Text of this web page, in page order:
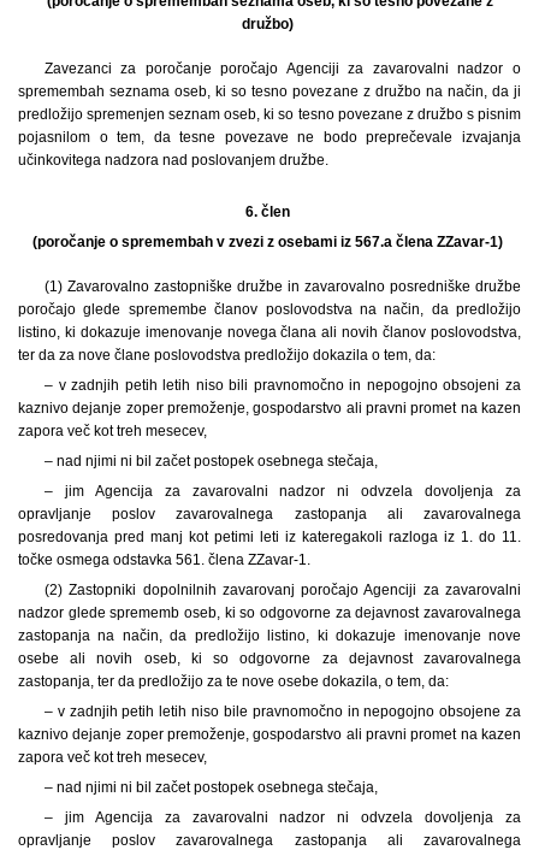
družbo)
Zavezanci za poročanje poročajo Agenciji za zavarovalni nadzor o
spremembah seznama oseb, ki so tesno povezane z družbo na način, da ji
predložijo spremenjen seznam oseb, ki so tesno povezane z družbo s pisnim
pojasnilom o tem, da tesne povezave ne bodo preprečevale izvajanja
učinkovitega nadzora nad poslovanjem družbe.
6. člen
(poročanje o spremembah v zvezi z osebami iz 567.a člena ZZavar-1)
(1) Zavarovalno zastopniške družbe in zavarovalno posredniške družbe
poročajo glede spremembe članov poslovodstva na način, da predložijo
listino, ki dokazuje imenovanje novega člana ali novih članov poslovodstva,
ter da za nove člane poslovodstva predložijo dokazila o tem, da:
– v zadnjih petih letih niso bili pravnomočno in nepogojno obsojeni za
kaznivo dejanje zoper premoženje, gospodarstvo ali pravni promet na kazen
zapora več kot treh mesecev,
– nad njimi ni bil začet postopek osebnega stečaja,
– jim Agencija za zavarovalni nadzor ni odvzela dovoljenja za
opravljanje poslov zavarovalnega zastopanja ali zavarovalnega
posredovanja pred manj kot petimi leti iz kateregakoli razloga iz 1. do 11.
točke osmega odstavka 561. člena ZZavar-1.
(2) Zastopniki dopolnilnih zavarovanj poročajo Agenciji za zavarovalni
nadzor glede sprememb oseb, ki so odgovorne za dejavnost zavarovalnega
zastopanja na način, da predložijo listino, ki dokazuje imenovanje nove
osebe ali novih oseb, ki so odgovorne za dejavnost zavarovalnega
zastopanja, ter da predložijo za te nove osebe dokazila, o tem, da:
– v zadnjih petih letih niso bile pravnomočno in nepogojno obsojene za
kaznivo dejanje zoper premoženje, gospodarstvo ali pravni promet na kazen
zapora več kot treh mesecev,
– nad njimi ni bil začet postopek osebnega stečaja,
– jim Agencija za zavarovalni nadzor ni odvzela dovoljenja za
opravljanje poslov zavarovalnega zastopanja ali zavarovalnega